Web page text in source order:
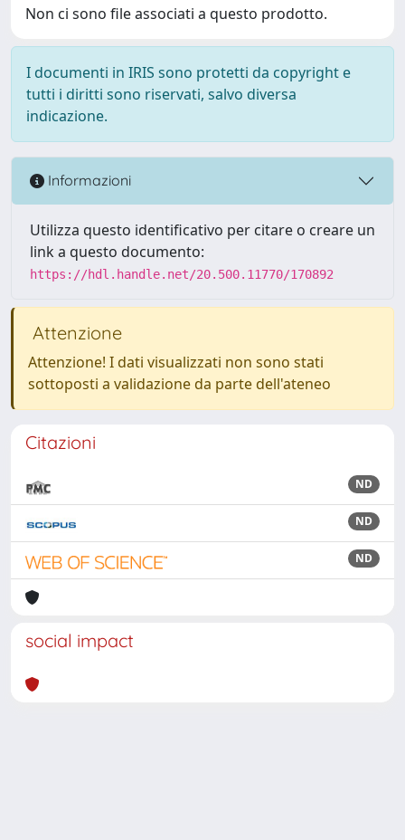
Non ci sono file associati a questo prodotto.
I documenti in IRIS sono protetti da copyright e
tutti i diritti sono riservati, salvo diversa
indicazione.
Informazioni
Utilizza questo identificativo per citare o creare un
link a questo documento:
https://hdl.handle.net/20.500.11770/170892
Attenzione
Attenzione! I dati visualizzati non sono stati
sottoposti a validazione da parte dell'ateneo
Citazioni
ND
ND
ND
social impact